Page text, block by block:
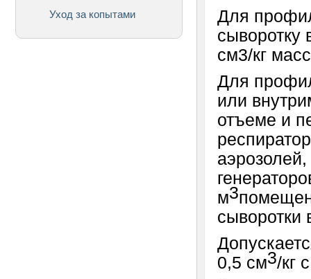
Уход за копытами
Для
сыворотку
см3/кг
Для
или
отъеме и
м3
сыворотки
0,5 см3/кг